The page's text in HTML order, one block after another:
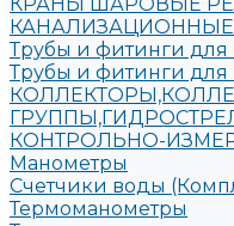
Трубы и фитинги для
Трубы и фитинги
КОНТРОЛЬНО-
Манометры
Счетчики воды
Термоманометры